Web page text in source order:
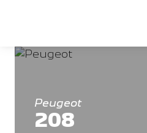
Peugeot
208